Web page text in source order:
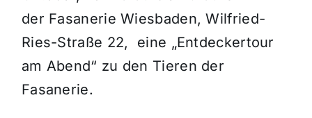
der Fasanerie Wiesbaden, Wilfried-
Ries-Straße 22, eine „Entdeckertour
am Abend“ zu den Tieren der
Fasanerie.